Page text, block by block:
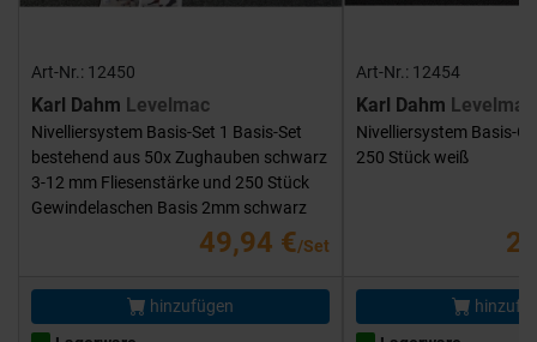
Art-Nr.: 12450
Karl Dahm Levelmac
Nivelliersystem Basis-Set 1 Basis-Set
bestehend aus 50x Zughauben schwarz
3-12 mm Fliesenstärke und 250 Stück
Gewindelaschen Basis 2mm schwarz
49,94 €/Set
hinzufügen
Art-Nr.: 12454
Karl Dahm Levelmac
Nivelliersystem Basis-
250 Stück weiß